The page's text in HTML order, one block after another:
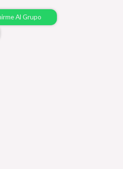
Al Grupo